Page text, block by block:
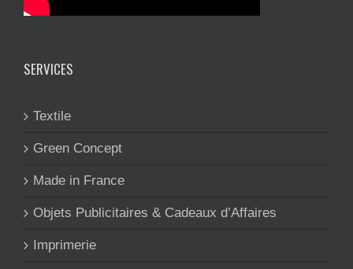
SERVICES
Textile
Green Concept
Made in France
Objets Publicitaires & Cadeaux d’Affaires
Imprimerie